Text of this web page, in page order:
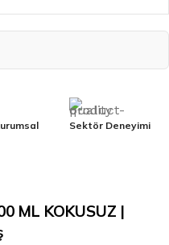
Sektör Deneyimi
ML KOKUSUZ |